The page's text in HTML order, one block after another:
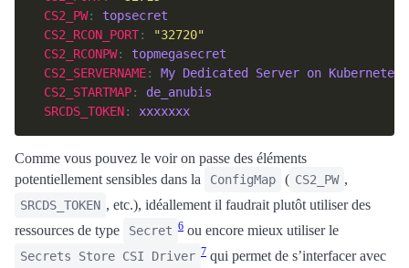
CS2_PW: topsecret
CS2_RCON_PORT:
"32720"
CS2_RCONPW: topmegasecret
CS2_SERVERNAME: My Dedicated Server on Kubernetes
CS2_STARTMAP: de_anubis
SRCDS_TOKEN: xxxxxxx
Comme vous pouvez le voir on passe des éléments
potentiellement sensibles dans la
ConfigMap ( CS2_PW ,
SRCDS_TOKEN , etc.), idéallement il faudrait plutôt utiliser des
ressources de type
Secret 6 ou encore mieux utiliser le
Secrets Store CSI Driver 7 qui permet de s’interfacer avec